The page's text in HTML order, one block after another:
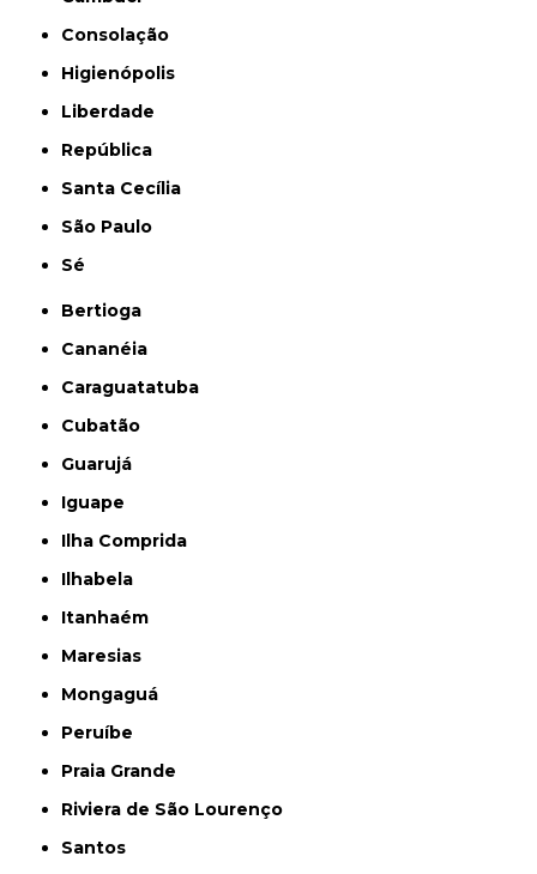
Consolação
Higienópolis
Liberdade
República
Santa Cecília
São Paulo
Sé
Bertioga
Cananéia
Caraguatatuba
Cubatão
Guarujá
Iguape
Ilha Comprida
Ilhabela
Itanhaém
Maresias
Mongaguá
Peruíbe
Praia Grande
Riviera de São Lourenço
Santos